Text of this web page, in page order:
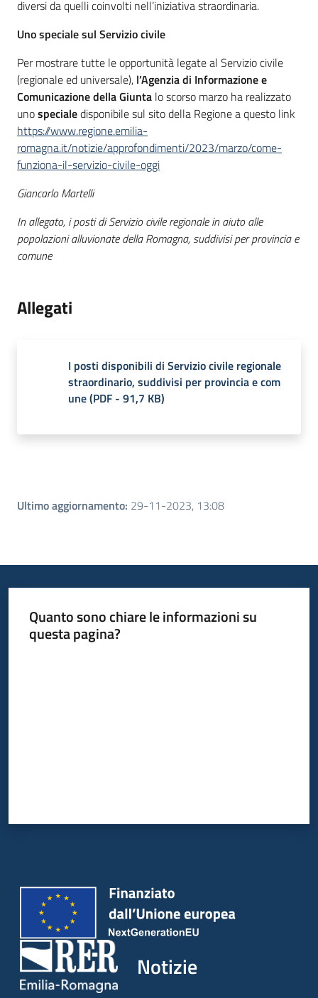
diversi da quelli coinvolti nell’iniziativa straordinaria.
Uno speciale sul Servizio civile
Per mostrare tutte le opportunità legate al Servizio civile
(regionale ed universale), l’Agenzia di Informazione e
Comunicazione della Giunta lo scorso marzo ha realizzato
unospecialedisponibile sul sito della Regione a questo link
https://www.regione.emilia-
romagna.it/notizie/approfondimenti/2023/marzo/come-
funziona-il-servizio-civile-oggi
Giancarlo Martelli
In allegato, i posti di Servizio civile regionale in aiuto alle
popolazioni alluvionate della Romagna, suddivisi per provincia e
comune
Allegati
I posti disponibili di Servizio civile regionale
straordinario, suddivisi per provincia e com
une(PDF - 91,7 KB)
Ultimo aggiornamento: 29-11-2023, 13:08
Quanto sono chiare le informazioni su
questa pagina?
Notizie